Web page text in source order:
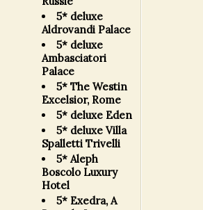
5* deluxe
Aldrovandi Palace
5* deluxe
Ambasciatori
Palace
5* The Westin
Excelsior, Rome
5* deluxe Eden
5* deluxe Villa
Spalletti Trivelli
5* Aleph
Boscolo Luxury
Hotel
5* Exedra, A